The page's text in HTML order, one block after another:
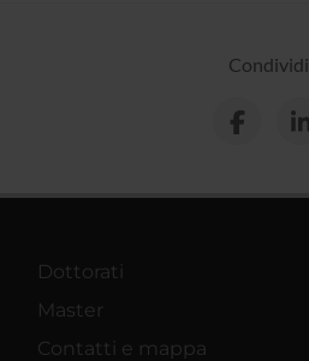
Condividi
Dottorati
Master
Contatti e mappa